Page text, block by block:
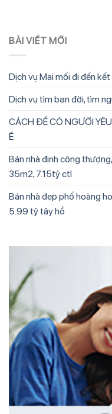
CÁCH ĐỂ CÓ NGƯỜI
35m2, 7.15tỷ ctl
5.99 tỷ tây hồ